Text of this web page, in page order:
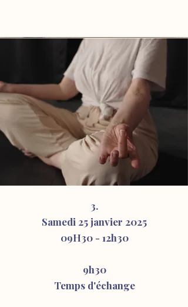
3.
Samedi 25 janvier 2025
09H30 - 12h30
9h30
Temps d'échange